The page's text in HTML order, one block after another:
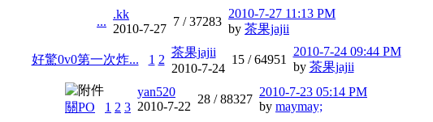
...
.kk
2010-7-27
7 /37283
2010-7-27 11:13 PM
by 茶果jajii
好驚0v0第一次炸... 1 2
茶果jajii
2010-7-24
15 /64951
2010-7-24 09:44 PM
by 茶果jajii
關PO 1 2 3
yan520
2010-7-22
28 /88327
2010-7-23 05:14 PM
by maymay;